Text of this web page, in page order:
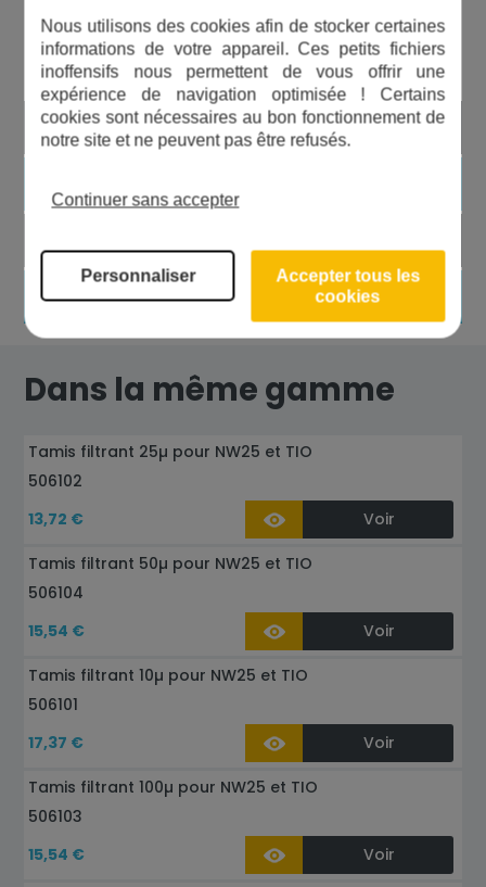
Les avantages du produit
Longue durée de vie
Qualité alimentaire
Dans la même gamme
Tamis filtrant 25µ pour NW25 et TIO
506102
13,72 €
Voir
Tamis filtrant 50µ pour NW25 et TIO
506104
15,54 €
Voir
Tamis filtrant 10µ pour NW25 et TIO
506101
17,37 €
Voir
Tamis filtrant 100µ pour NW25 et TIO
506103
15,54 €
Voir
Nous utilisons des cookies afin de stocker certaines
informations de votre appareil. Ces petits fichiers
inoffensifs nous permettent de vous offrir une
expérience de navigation optimisée ! Certains
cookies sont nécessaires au bon fonctionnement de
notre site et ne peuvent pas être refusés.
Continuer sans accepter
Personnaliser
Accepter tous les
cookies